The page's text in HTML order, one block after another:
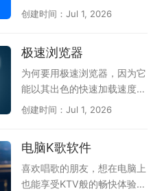
应有尽有，都能满足各位的需
求；感兴趣的朋友不要犹豫
法构建独特剧情冒险体验；
《漫威终极逆转》还原漫威英
雄角色，玩法新颖节奏明快；
《英雄杀(新)》融合历史人
录了《夜幕之下》《卡厄思梦
核竞技还是轻松冒险，都能在
这份推荐清单中找到心仪之
选。（手游电脑版可结合模拟
极这份合集整理了多款热门的
器拥有恶意网址拦截和安全沙
箱技术，能有效保护上网安
全；搜狗浏览器以网页加速和
多重防护见长，双核引擎兼容
性强；QQ浏览器整合腾讯安
谷歌Chrome凭借沙盒隔离与
快速更新机制，提供稳定可靠
的上网环境；Microsoft Edg
创建时间：Jul 1, 2026
极速浏览器
为何要用极速浏览器，因为它
能以其出色的快速加载速度和
稳定性而闻名，为用户提供了
器都能以出色的性能，帮助用
户更加便捷地完成各种互联网
操作。通常地，极速浏览器具
创建时间：Jul 1, 2026
电脑K歌软件
喜欢唱歌的朋友，想在电脑上
也能享受KTV般的畅快体验，